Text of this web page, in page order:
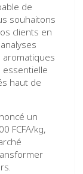
de
souhaitons
clients en
essentielle
haut de
un
FCFA/kg,